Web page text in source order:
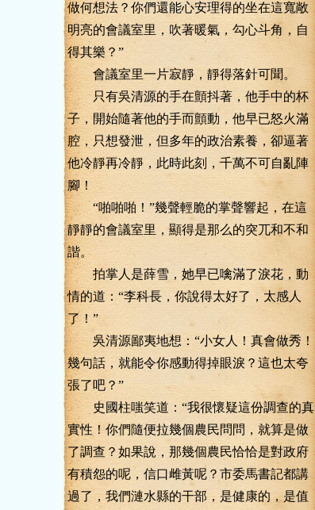
做何想法？你們還能心安理得的坐在這寬敞
明亮的會議室里，吹著暖氣，勾心斗角，自
得其樂？”
會議室里一片寂靜，靜得落針可聞。
只有吳清源的手在顫抖著，他手中的杯
子，開始隨著他的手而顫動，他早已怒火滿
腔，只想發泄，但多年的政治素養，卻逼著
他冷靜再冷靜，此時此刻，千萬不可自亂陣
腳！
“啪啪啪！”幾聲輕脆的掌聲響起，在這
靜靜的會議室里，顯得是那么的突兀和不和
諧。
拍掌人是薛雪，她早已噙滿了淚花，動
情的道：“李科長，你說得太好了，太感人
了！”
吳清源鄙夷地想：“小女人！真會做秀！
幾句話，就能令你感動得掉眼淚？這也太夸
張了吧？”
史國柱嗤笑道：“我很懷疑這份調查的真
實性！你們隨便拉幾個農民問問，就算是做
了調查？如果說，那幾個農民恰恰是對政府
有積怨的呢，信口雌黃呢？市委馬書記都講
過了，我們漣水縣的干部，是健康的，是值